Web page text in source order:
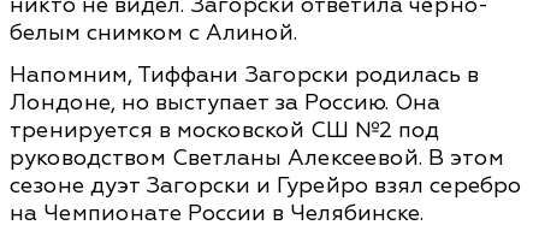
белым снимком с Алиной.
Напомним, Тиффани Загорски родилась в
Лондоне, но выступает за Россию. Она
тренируется в московской СШ №2 под
руководством Светланы Алексеевой. В этом
сезоне дуэт Загорски и Гурейро взял серебро
на Чемпионате России в Челябинске.